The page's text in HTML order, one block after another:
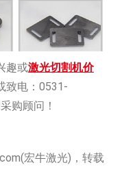
趣或激光切割机价
致电：0531-
购顾问！
宏牛激光)，转载